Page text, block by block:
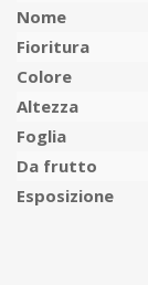
Nome
Fioritura
Colore
Altezza
Foglia
Da frutto
Esposizione